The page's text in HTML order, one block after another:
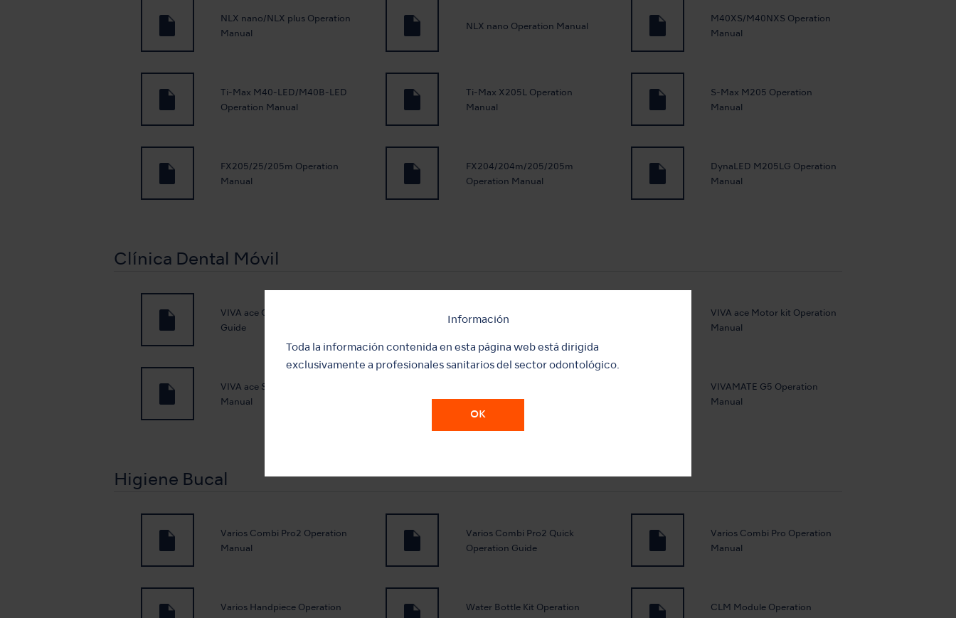
Información
Toda la información contenida en esta página web está dirigida
exclusivamente a profesionales sanitarios del sector odontológico.
OK
NLX nano/NLX plus Operation
Manual
NLX nano Operation Manual
M40XS/M40NXS Operation
Manual
Ti-Max M40-LED/M40B-LED
Operation Manual
Ti-Max X205L Operation
Manual
S-Max M205 Operation
Manual
FX205/25/205m Operation
Manual
FX204/204m/205/205m
Operation Manual
DynaLED M205LG Operation
Manual
Clínica Dental Móvil
VIVA ace Quick Operation
Guide
VIVA ace Basic set Operation
VIVA ace Motor kit Operation
Manual
VIVA ace Scaler kit Operation
Manual
VIVAMATE G5 Operation
Manual
Higiene Bucal
Varios Combi Pro2 Operation
Manual
Varios Combi Pro2 Quick
Operation Guide
Varios Combi Pro Operation
Manual
Varios Handpiece Operation
Water Bottle Kit Operation
CLM Module Operation